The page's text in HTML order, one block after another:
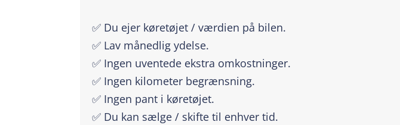
✅ Du ejer køretøjet / værdien på bilen.
✅ Lav månedlig ydelse.
✅ Ingen uventede ekstra omkostninger.
✅ Ingen kilometer begrænsning.
✅ Ingen pant i køretøjet.
✅ Du kan sælge / skifte til enhver tid.